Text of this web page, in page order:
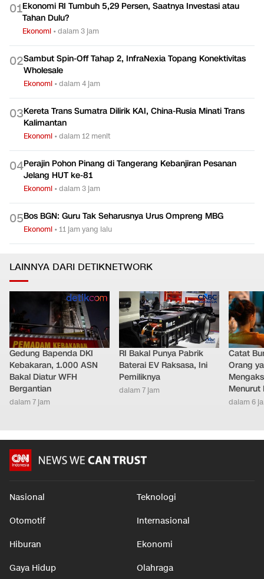
01Ekonomi RI Tumbuh 5,29 Persen, Saatnya Investasi atau
Tahan Dulu?
Ekonomi •dalam 3 jam
02Sambut Spin-Off Tahap 2, InfraNexia Topang Konektivitas
Wholesale
Ekonomi •dalam 4 jam
03Kereta Trans Sumatra Dilirik KAI, China-Rusia Minati Trans
Kalimantan
Ekonomi •dalam 12 menit
04Perajin Pohon Pinang di Tangerang Kebanjiran Pesanan
Jelang HUT ke-81
Ekonomi •dalam 3 jam
05Bos BGN: Guru Tak Seharusnya Urus Ompreng MBG
Ekonomi •11 jam yang lalu
LAINNYA DARI DETIKNETWORK
Gedung Bapenda DKI
Kebakaran, 1.000 ASN
Bakal Diatur WFH
Bergantian
dalam 7 jam
RI Bakal Punya Pabrik
Baterai EV Raksasa, Ini
Pemiliknya
dalam 7 jam
Catat
Orang
Menurut
dalam 6
Nasional Teknologi
Otomotif Internasional
Hiburan Ekonomi
Gaya Hidup Olahraga